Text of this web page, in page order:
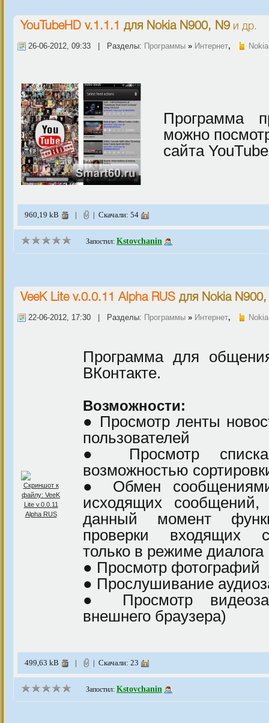
YouTubeHD v.1.1.1 для Nokia N900, N9 и др.
26-06-2012, 09:33 | Разделы: Программы » Интернет,
Программа
можно
сайта
960,19 kB | | Скачали: 54
Запостил: Kstovchanin
VeeK Lite v.0.0.11 Alpha RUS для Nokia
22-06-2012, 17:30 | Разделы: Программы » Интернет,
Программа для
ВКонтакте.
Возможности:
● Просмотр ленты
пользователей
● Просмотр
возможностью
● Обмен
исходящих
данный момент
проверки входящих
только в режиме диалога
● Просмотр фотографий
● Прослушивание
● Просмотр
внешнего браузера)
499,63 kB | | Скачали: 23
Запостил: Kstovchanin